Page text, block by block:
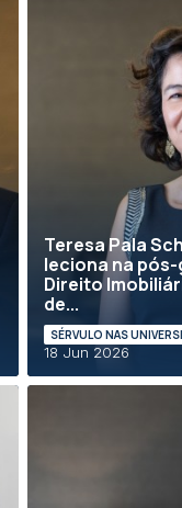
Teresa Pala
leciona na
Direito
de...
SÉRVULO NAS
18 Jun 2026